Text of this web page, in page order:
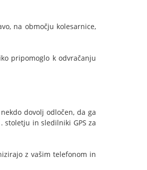
na območju kolesarnice,
pripomoglo k odvračanju
dovolj odločen, da ga
stoletju in sledilniki GPS za
z vašim telefonom in